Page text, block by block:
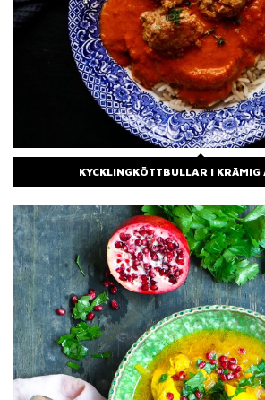
KYCKLINGKÖTTBULLAR I KRÄMIG